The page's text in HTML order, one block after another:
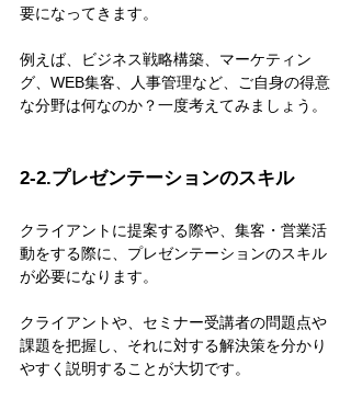
要になってきます。
例えば、ビジネス戦略構築、マーケティン
グ、WEB集客、人事管理など、ご自身の得意
な分野は何なのか？一度考えてみましょう。
2-2.プレゼンテーションのスキル
クライアントに提案する際や、集客・営業活
動をする際に、プレゼンテーションのスキル
が必要になります。
クライアントや、セミナー受講者の問題点や
課題を把握し、それに対する解決策を分かり
やすく説明することが大切です。